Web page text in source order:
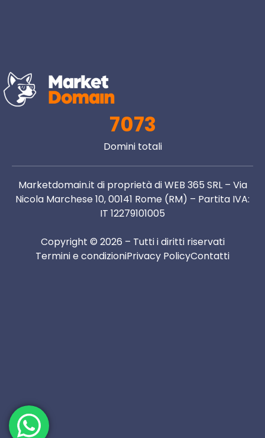
7073
Domini totali
Marketdomain.it di proprietà di WEB 365 SRL – Via
Nicola Marchese 10, 00141 Rome (RM) – Partita IVA:
IT 12279101005
Copyright © 2026 – Tutti i diritti riservati
Termini e condizioniPrivacy PolicyContatti